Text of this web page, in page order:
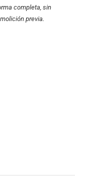
completa, sin
previa.